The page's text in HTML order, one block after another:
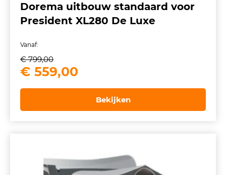
Dorema uitbouw standaard voor
President XL280 De Luxe
Vanaf:
€799,00
Oorspronkelijke
€ 799,00.
€ 559,00
€ 559,00.
Bekijken